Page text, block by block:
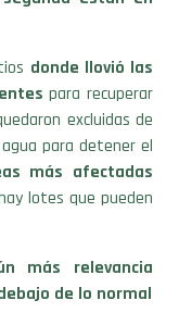
donde llovió las
para recuperar
excluidas de
para detener el
más afectadas
lotes que pueden
más relevancia
de lo normal